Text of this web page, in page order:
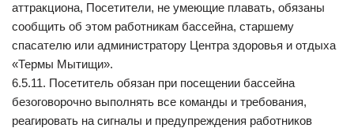
аттракциона, Посетители, не умеющие плавать, обязаны
сообщить об этом работникам бассейна, старшему
спасателю или администратору Центра здоровья и отдыха
«Термы Мытищи».
6.5.11. Посетитель обязан при посещении бассейна
безоговорочно выполнять все команды и требования,
реагировать на сигналы и предупреждения работников